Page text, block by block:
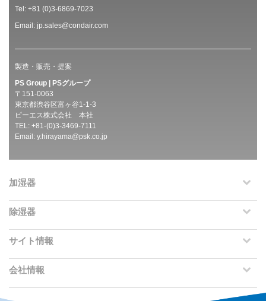
Tel: +81 (0)3-6869-7023
Email: jp.sales@condair.com
製造・販売・提案
PS Group | PSグループ
〒151-0063
東京都渋谷区富ヶ谷1-1-3
ピーエス株式会社 本社
TEL: +81-(0)3-3469-7111
Email: y.hirayama@psk.co.jp
加湿器
除湿器
サイト情報
会社情報